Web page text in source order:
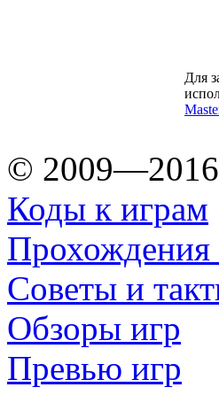
Для
©
Коды к играм
Прохождения
Советы и
Обзоры игр
Превью игр